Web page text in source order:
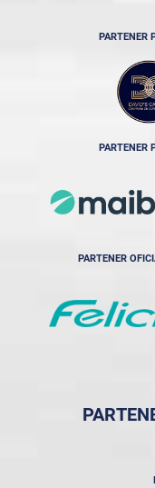
PARTENER
PARTENER
PARTENER